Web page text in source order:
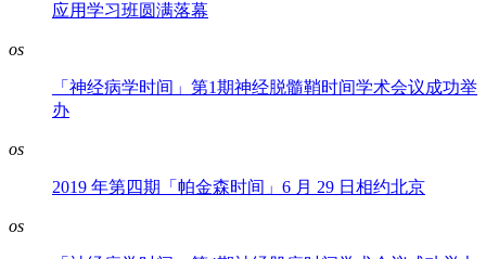
应用学习班圆满落幕
os
「神经病学时间」第1期神经脱髓鞘时间学术会议成功举
办
os
2019 年第四期「帕金森时间」6 月 29 日相约北京
os